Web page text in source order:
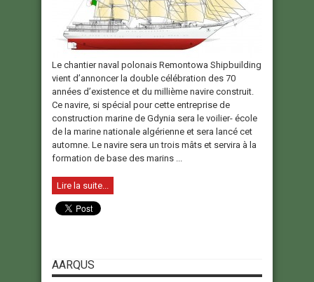
Le chantier naval polonais Remontowa Shipbuilding
vient d’annoncer la double célébration des 70
années d’existence et du millième navire construit.
Ce navire, si spécial pour cette entreprise de
construction marine de Gdynia sera le voilier- école
de la marine nationale algérienne et sera lancé cet
automne. Le navire sera un trois mâts et servira à la
formation de base des marins ...
Lire la suite...
AARQUS